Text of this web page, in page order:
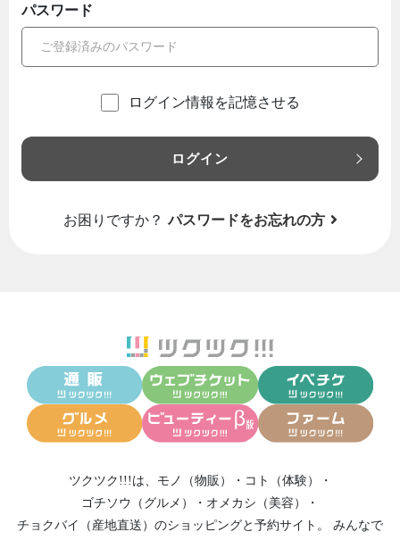
パスワード
ログイン情報を記憶させる
ログイン
お困りですか？ パスワードをお忘れの方
ツクツク!!!は、 モノ（物販） ・ コト（体験）
・
ゴチソウ（グルメ）
・ オメカシ（美容）
・
チョクバイ（産地直送） のショッピングと予約サイト。
みんなで